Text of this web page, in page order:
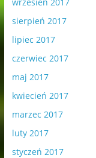
sierpień 2017
lipiec 2017
czerwiec 2017
maj 2017
kwiecień 2017
marzec 2017
luty 2017
styczeń 2017